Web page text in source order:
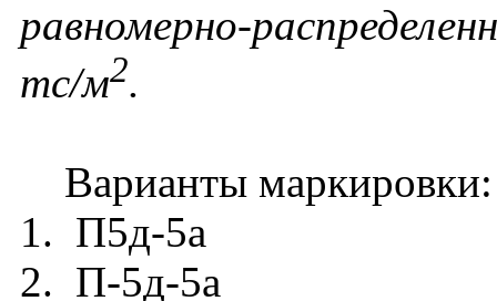
равномерно-
тс/м2.
Варианты маркировки:
1. П5д-5а
2. П-5д-5а